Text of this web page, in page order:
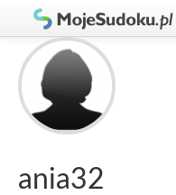
Graj w Sudoku!
Zasady Sudoku
Rankingi
Gracze
ania32